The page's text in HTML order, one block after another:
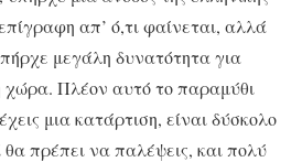
απ’ ό,τι φαίνεται, αλλά
μεγάλη δυνατότητα για
Πλέον αυτό το παραμύθι
μια κατάρτιση, είναι δύσκολο
θα πρέπει να παλέψεις, και πολύ